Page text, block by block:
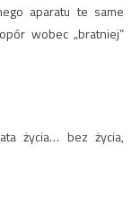
aparatu te same
wobec „bratniej”
życia… bez życia,